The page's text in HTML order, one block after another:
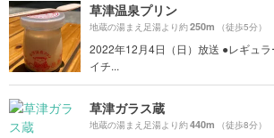
草津温泉プリン
地蔵の湯まえ足湯より約250m （徒歩5分）
2022年12月4日（日）放送 ●レギュ
イチ...
草津ガラス蔵
地蔵の湯まえ足湯より約440m （徒歩8分）